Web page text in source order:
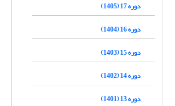
دوره 17 (1405)
دوره 16 (1404)
دوره 15 (1403)
دوره 14 (1402)
دوره 13 (1401)